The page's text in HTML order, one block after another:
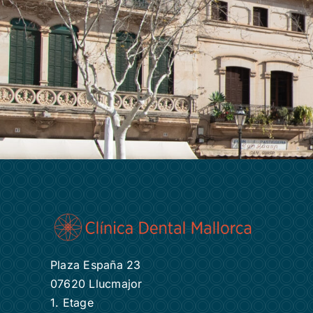
Plaza España 23
07620 Llucmajor
1. Etage